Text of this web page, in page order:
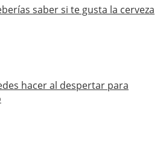
saber si te gusta la cerveza
hacer al despertar para